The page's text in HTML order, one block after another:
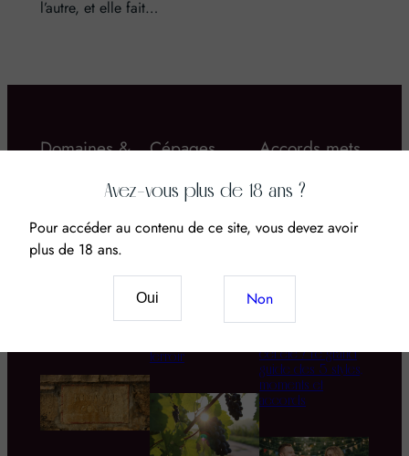
l’autre, et elle fait…
Domaines &
Cépages
nouveau mariage
terroir
Accords mets
cet été ? Le grand
guide des 5 styles,
moments et
accords
Avez-vous plus de 18 ans ?
Pour accéder au contenu de ce site, vous devez avoir
plus de 18 ans.
Oui Non